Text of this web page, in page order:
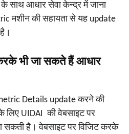
साथ आधार सेवा केन्द्र में जाना
मशीन की सहायता से यह update
भी जा सकते हैं आधार
Details update करने की
लिए UIDAI की वेबसाइट पर
सकती है। वेबसाइट पर विजिट करके